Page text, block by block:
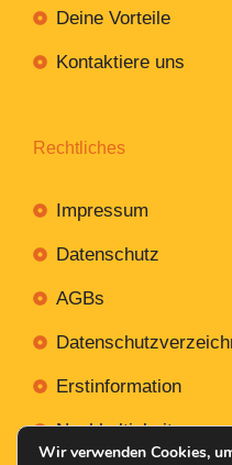
Deine Vorteile
Kontaktiere uns
Rechtliches
Impressum
Datenschutz
AGBs
Erstinformation
Wir verwenden Cookies,